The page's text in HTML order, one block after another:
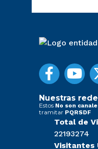
Nuestras
Estos No son
tramitar PQRSDF
Total de
22193274
Visitantes